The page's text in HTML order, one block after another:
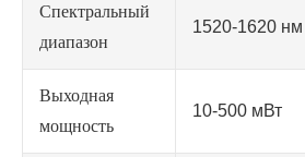
Спектральный
диапазон
1520-1620 нм
Выходная
мощность
10-500 мВт